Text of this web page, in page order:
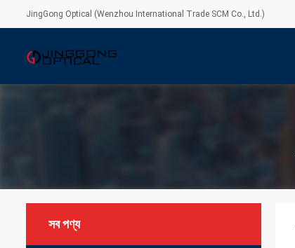
JingGong Optical (Wenzhou International Trade SCM Co., Ltd.)
সব পণ্য